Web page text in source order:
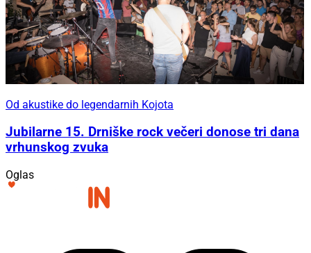
Od akustike do legendarnih Kojota
Jubilarne 15. Drniške rock večeri donose tri dana
vrhunskog zvuka
Oglas